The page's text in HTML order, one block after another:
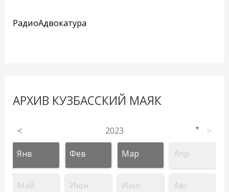
РадиоАдвокатура
АРХИВ КУЗБАССКИЙ МАЯК
< 2023 ▼ >
Янв Фев Мар Апр
Май Июн Июл Авг